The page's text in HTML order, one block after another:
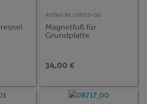
Artikel-Nr.:08710-00
Magnetfuß für
Grundplatte
34,00 €